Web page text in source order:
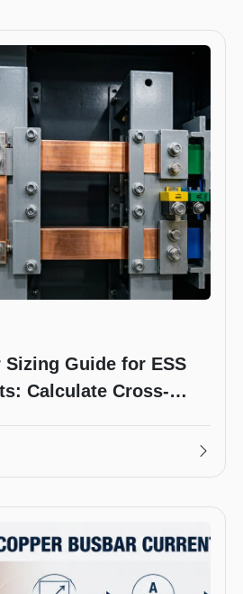
Guide for ESS
Calculate Cross-